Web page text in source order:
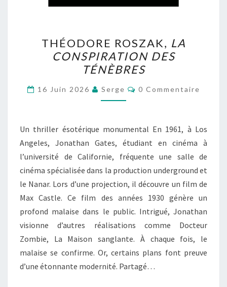
ROSZAK,
LA
CONSPIRATION
DES
TÉNÈBRES
THÉODORE ROSZAK, LA
CONSPIRATION DES
TÉNÈBRES
16 Juin 2026 Serge Commentaires
0 Commentaire
Un thriller ésotérique monumental En 1961, à Los
Angeles, Jonathan Gates, étudiant en cinéma à
l’université de Californie, fréquente une salle de
cinéma spécialisée dans la production underground et
le Nanar. Lors d’une projection, il découvre un film de
Max Castle. Ce film des années 1930 génère un
profond malaise dans le public. Intrigué, Jonathan
visionne d’autres réalisations comme Docteur
Zombie, La Maison sanglante. À chaque fois, le
malaise se confirme. Or, certains plans font preuve
d’une étonnante modernité. Partagé…